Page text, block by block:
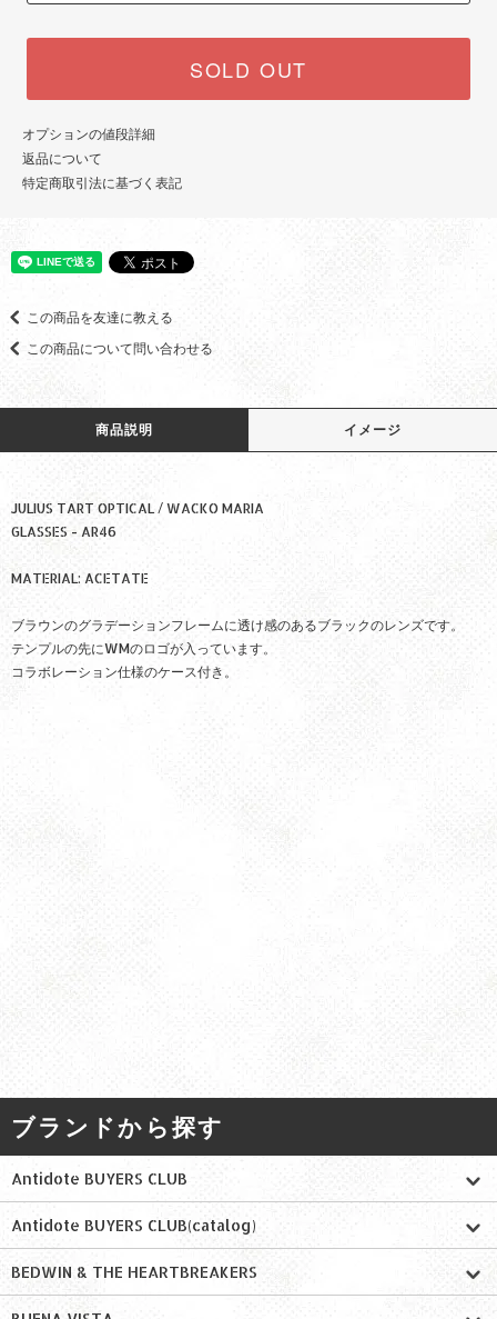
SOLD OUT
オプションの値段詳細
返品について
特定商取引法に基づく表記
この商品を友達に教える
この商品について問い合わせる
商品説明 イメージ
JULIUS TART OPTICAL / WACKO MARIA
GLASSES - AR46
MATERIAL: ACETATE
ブラウンのグラデーションフレームに透け感のあるブラックのレンズです。
テンプルの先にWMのロゴが入っています。
コラボレーション仕様のケース付き。
ブランドから探す
Antidote BUYERS CLUB
Antidote BUYERS CLUB(catalog)
BEDWIN & THE HEARTBREAKERS